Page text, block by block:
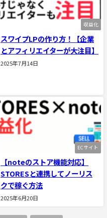
収益化
スワイプLPの作り方！【企業
とアフィリエイターが大注目】
2025年7月14日
ECサイト
【noteのストア機能対応】
STORESと連携してノーリス
クで稼ぐ方法
2025年6月20日